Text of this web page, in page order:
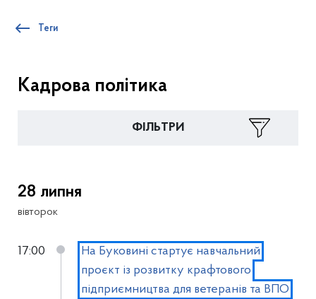
Теги
Кадрова політика
ФІЛЬТРИ
28 липня
вівторок
17:00
На Буковині стартує навчальний
проєкт із розвитку крафтового
підприємництва для ветеранів та ВПО